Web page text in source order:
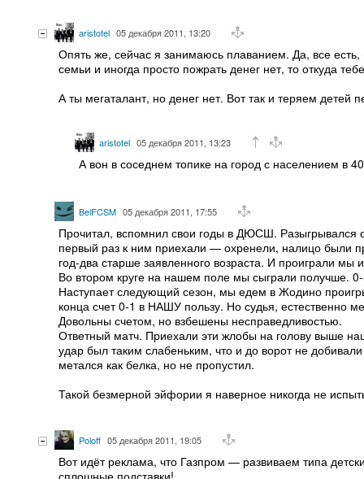
aristotel 05 декабря 2011, 13:20
Опять же, сейчас я занимаюсь плаванием. Да, все
семьи и иногда просто пожрать денег нет, то откуда
А ты мегаталант, но денег нет. Вот так и теряем детей
aristotel 05 декабря 2011, 13:23
А вон в соседнем топике на город с населением в
BelFCSM 05 декабря 2011, 17:55
Прочитал, вспомнил свои годы в ДЮСШ. Разыгрывался
первый раз к ним приехали — охренели, налицо были
год-два старше заявленного возраста. И проиграли
Во втором круге на нашем поле мы сыграли получше.
Наступает следующий сезон, мы едем в Жодино
конца счет 0-1 в НАШУ пользу. Но судья, естественно
Довольны счетом, но взбешены несправедливостью.
Ответный матч. Приехали эти жлобы на голову выше
удар был таким слабеньким, что и до ворот не
метался как белка, но не пропустил.
Такой безмерной эйфории я наверное никогда не
Poloff 05 декабря 2011, 19:05
Вот идёт реклама, что Газпром — развиваем типа
сплошные подставки!